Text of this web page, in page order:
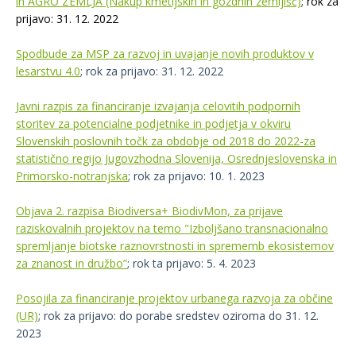
prijavo: 31. 12. 2022
Spodbude za MSP za razvoj in uvajanje novih produktov v
lesarstvu 4.0; rok za prijavo: 31. 12. 2022
Javni razpis za financiranje izvajanja celovitih podpornih
storitev za potencialne podjetnike in podjetja v okviru
Slovenskih poslovnih točk za obdobje od 2018 do 2022-za
statistično regijo Jugovzhodna Slovenija, Osrednjeslovenska in
Primorsko-notranjska; rok za prijavo: 10. 1. 2023
Objava 2. razpisa Biodiversa+ BiodivMon, za prijave
raziskovalnih projektov na temo "Izboljšano transnacionalno
spremljanje biotske raznovrstnosti in sprememb ekosistemov
za znanost in družbo”; rok ta prijavo: 5. 4. 2023
Posojila za financiranje projektov urbanega razvoja za občine
(UR); rok za prijavo: do porabe sredstev oziroma do 31. 12.
2023